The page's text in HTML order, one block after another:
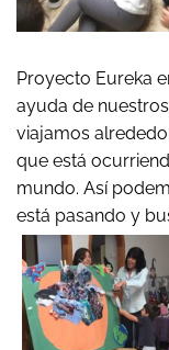
Proyecto Eureka
ayuda de
viajamos
que está
mundo. Así
está pasando y